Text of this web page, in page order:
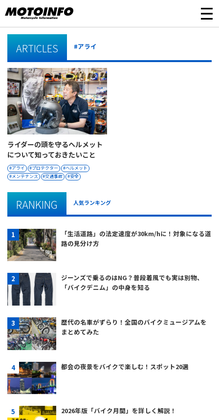
ARTICLES #アライ
ライダーの頭を守るヘルメット
について知っておきたいこと
アライ プロテクター
ヘルメット
メンテナンス
交通事故 安全
RANKING 人気ランキング
「生活道路」の法定速度が30km/hに！対象になる道
路の見分け方
ジーンズで乗るのはNG？普段着風でも実は別物、
「バイクデニム」の中身を知る
歴代の名車がずらり！全国のバイクミュージアムを
まとめてみた
都会の夜景をバイクで楽しむ！スポット20選
2026年版「バイク月間」を詳しく解説！